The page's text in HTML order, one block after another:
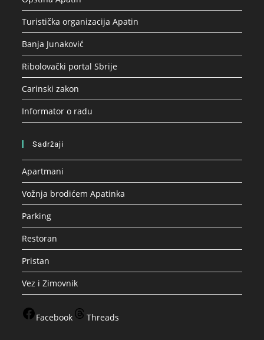
Turistička organizacija Apatin
Banja Junaković
Ribolovački portal Sbrije
Carinski zakon
Informator o radu
Sadržaji
Apartmani
Vožnja brodićem Apatinka
Parking
Restoran
Pristan
Vez i Zimovnik
Facebook Threads